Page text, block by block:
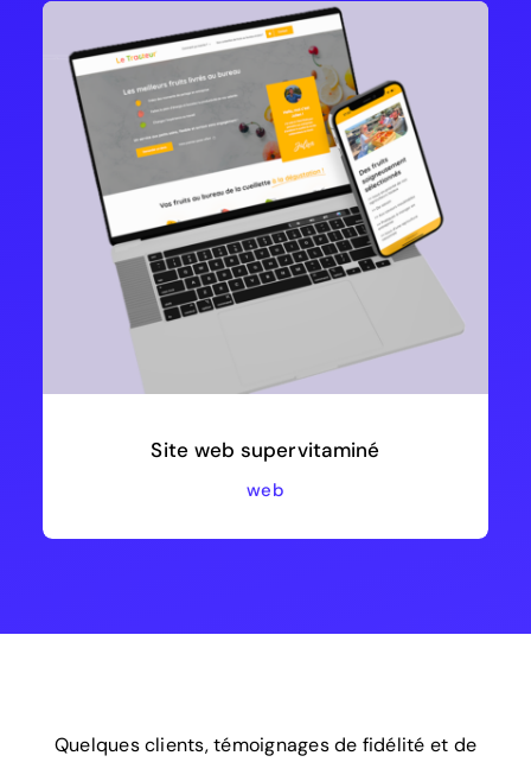
Site web supervitaminé
web
Quelques clients, témoignages de fidélité et de